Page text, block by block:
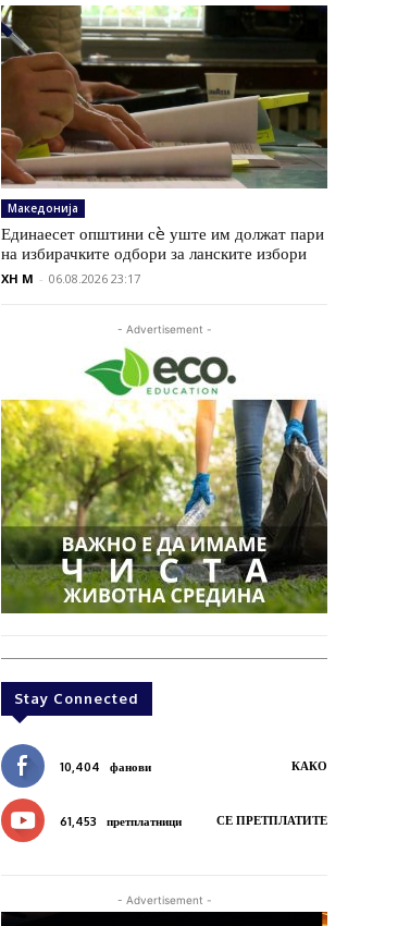
Македонија
Единаесет општини сè уште им должат пари
на избирачките одбори за ланските избори
XH M - 06.08.2026 23:17
- Advertisement -
Stay Connected
10,404 фанови КАКО
61,453 претплатници СЕ ПРЕТПЛАТИТЕ
- Advertisement -